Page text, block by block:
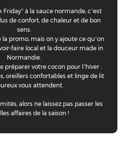
Friday” à la sauce normande, c’est
de confort, de chaleur et de bon
sens.
promo, mais on y ajoute ce qu’on
faire local et la douceur made in
Normandie.
préparer votre cocon pour l’hiver :
oreillers confortables et linge de lit
vous attendent.
alors ne laissez pas passer les
affaires de la saison !